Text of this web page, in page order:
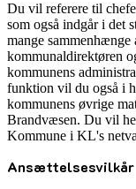
Du vil referere til
som også indgår i det
mange sammenhænge
kommunaldirektøren
kommunens
funktion vil du også i
kommunens øvrige
Brandvæsen. Du vil
Kommune i KL's
Ansættelsesvilkår